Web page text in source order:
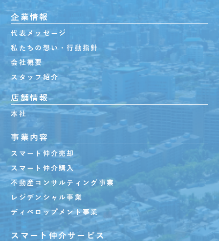
企業情報
代表メッセージ
私たちの想い・行動指針
会社概要
スタッフ紹介
店舗情報
本社
事業内容
スマート仲介売却
スマート仲介購入
不動産コンサルティング事業
レジデンシャル事業
ディベロップメント事業
スマート仲介サービス